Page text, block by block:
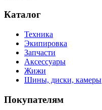
Каталог
Техника
Экипировка
Запчасти
Аксессуары
Жижи
Шины, диски, камеры
Покупателям